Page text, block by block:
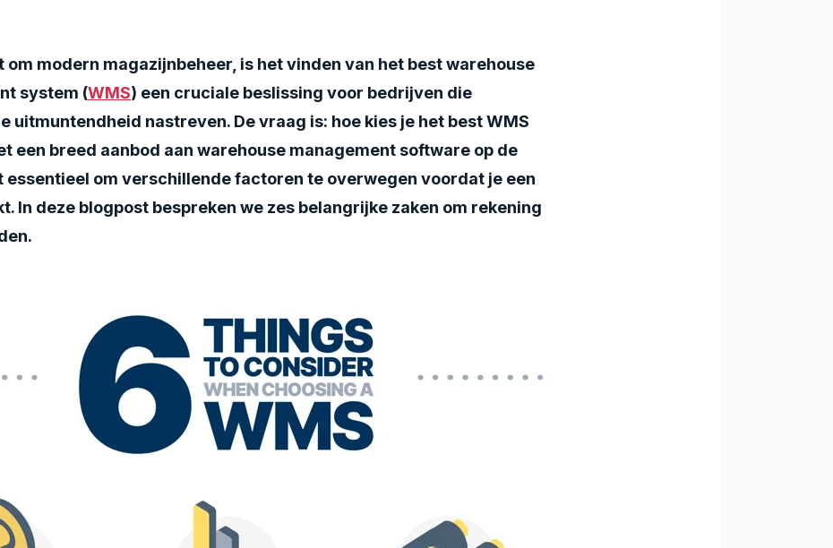
om modern magazijnbeheer, is het vinden van het best warehouse
system (WMS) een cruciale beslissing voor bedrijven die
uitmuntendheid nastreven. De vraag is: hoe kies je het best WMS
een breed aanbod aan warehouse management software op de
essentieel om verschillende factoren te overwegen voordat je een
In deze blogpost bespreken we zes belangrijke zaken om rekening